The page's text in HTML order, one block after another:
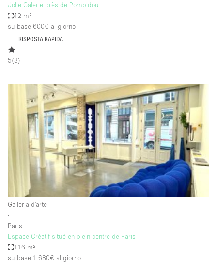
Accesso per disabili
Ampia Porta d'Ingresso
Ascensore
Attaccapanni
Attrezzature da ufficio
Bagni
Banconi
Bar
Concierge
Jolie Galerie près de Pompidou
42 m²
su base 600€ al giorno
RISPOSTA RAPIDA
5(3)
Galleria d'arte
∙
Paris
Espace Créatif situé en plein centre de Paris
116 m²
su base 1.680€ al giorno